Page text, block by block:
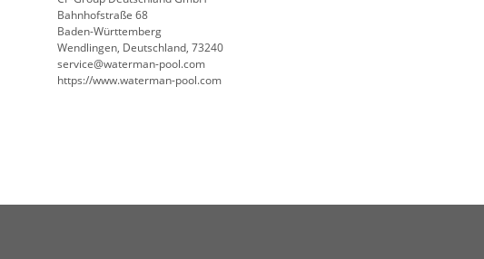
Bahnhofstraße 68
Baden-Württemberg
Wendlingen, Deutschland, 73240
service@waterman-pool.com
https://www.waterman-pool.com